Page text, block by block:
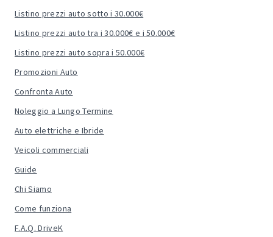
Listino prezzi auto sotto i 30.000€
Listino prezzi auto tra i 30.000€ e i 50.000€
Listino prezzi auto sopra i 50.000€
Promozioni Auto
Confronta Auto
Noleggio a Lungo Termine
Auto elettriche e Ibride
Veicoli commerciali
Guide
Chi Siamo
Come funziona
F.A.Q. DriveK